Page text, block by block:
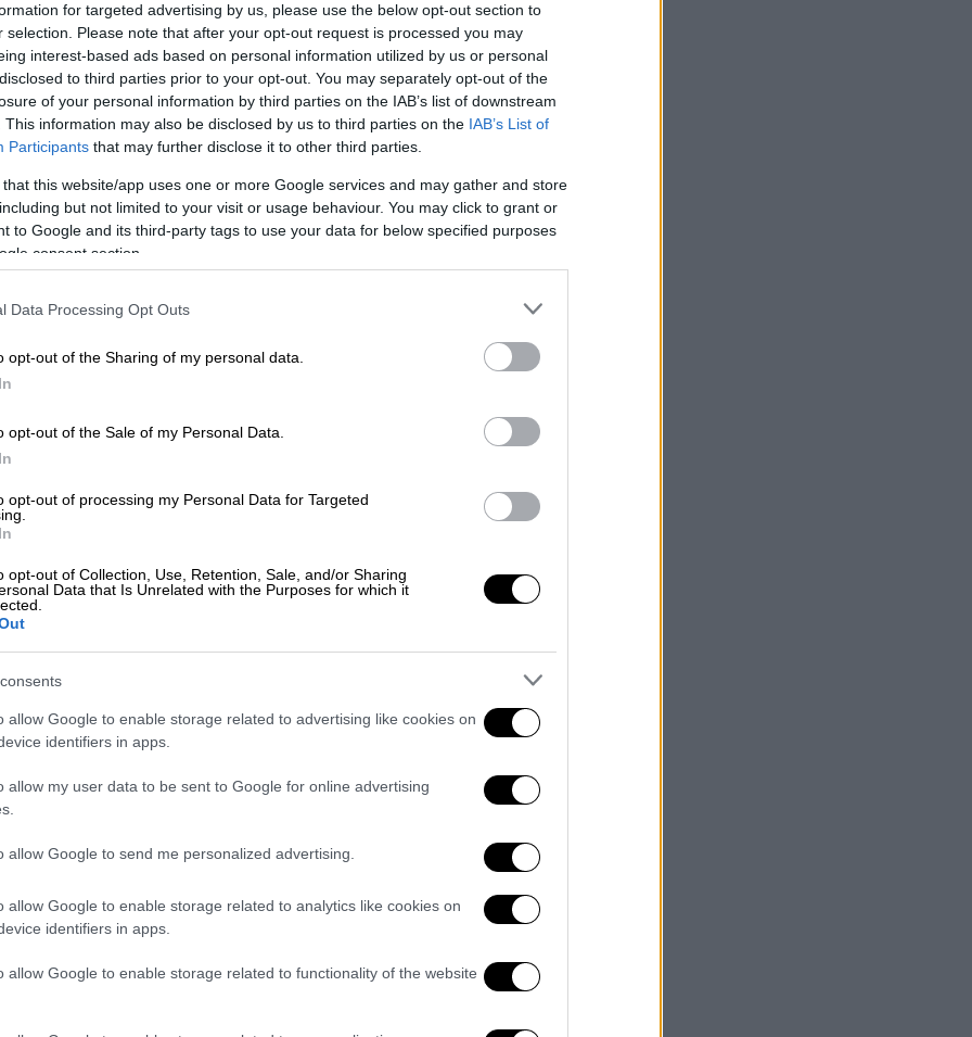
for targeted advertising by us, please use the below opt-out section to
selection. Please note that after your opt-out request is processed you may
interest-based ads based on personal information utilized by us or personal
to third parties prior to your opt-out. You may separately opt-out of the
of your personal information by third parties on the IAB’s list of downstream
This information may also be disclosed by us to third parties on the IAB’s List of
Participants that may further disclose it to other third parties.
that this website/app uses one or more Google services and may gather and store
but not limited to your visit or usage behaviour. You may click to grant or
to Google and its third-party tags to use your data for below specified purposes
consent section.
Data Processing Opt Outs
opt-out of the Sharing of my personal data.
opt-out of the Sale of my Personal Data.
opt-out of processing my Personal Data for Targeted
opt-out of Collection, Use, Retention, Sale, and/or Sharing
Data that Is Unrelated with the Purposes for which it
allow Google to enable storage related to advertising like cookies on
identifiers in apps.
allow my user data to be sent to Google for online advertising
allow Google to send me personalized advertising.
allow Google to enable storage related to analytics like cookies on
identifiers in apps.
allow Google to enable storage related to functionality of the website
το ΕΘΝΟΣ στη Google
σε ολόκληρη τη
σύμφωνα με ανακοίνωση που
και Προστασίας του Καταναλωτή του
.
στις εξής περιοχές:
Εκάλη, Θρακομακεδόνες,
Αχαρνές, Μαρούσι, Πεντέλη, Νέα
Χολαργό, Ολυμπιακό Χωριό,
Χαλάνδρι, Μεταμόρφωση, Νέα Ιωνία,
και Μαρκόπουλο.
φαρμακεία και ντελίβερι
και επειγουσών αναγκών του
μπορούν να λειτουργούν
καυσίμων και τα καταστήματα πώλησης
οχήματα.
της Δευτέρας 6 Φεβρουαρίου 2023
delivery ή courier, στις ίδιες